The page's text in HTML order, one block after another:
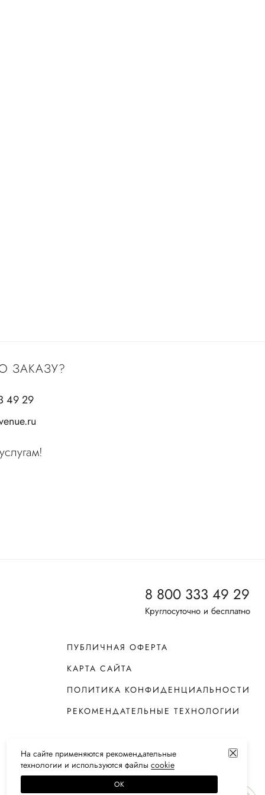
ЗАКАЗУ?
49 29
8 800 333 49 29
Круглосуточно и бесплатно
ПУБЛИЧНАЯ ОФЕРТА
КАРТА САЙТА
ПОЛИТИКА КОНФИДЕНЦИАЛЬНОСТИ
РЕКОМЕНДАТЕЛЬНЫЕ ТЕХНОЛОГИИ
На сайте применяются рекомендательные
технологии и используются файлы сооkiе
ОК